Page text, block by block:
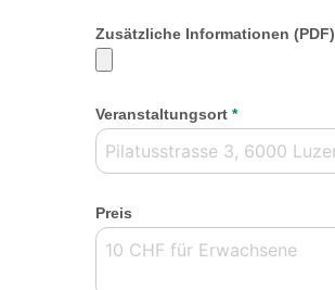
Zusätzliche Informationen (PDF)
Veranstaltungsort *
Preis